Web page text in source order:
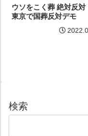
ウソをこく葬 絶対反
東京で国葬反対デモ
検索